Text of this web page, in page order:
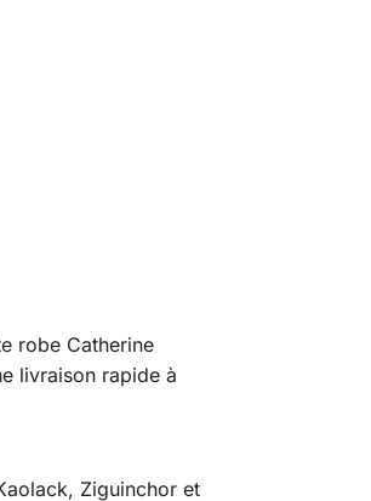
robe Catherine
livraison rapide à
Ziguinchor et